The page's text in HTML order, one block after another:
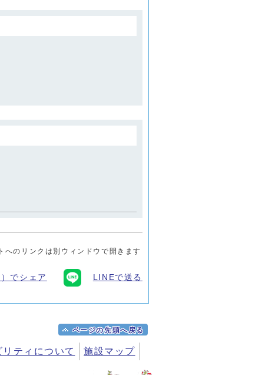
へのリンクは別ウィンドウで開きます
でシェア LINEで送る
ページの先頭へ戻る
ティについて 施設マップ